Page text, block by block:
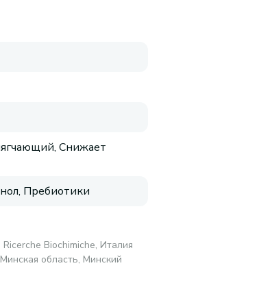
Снижает
Пребиотики
Biochimiche, Италия
область, Минский